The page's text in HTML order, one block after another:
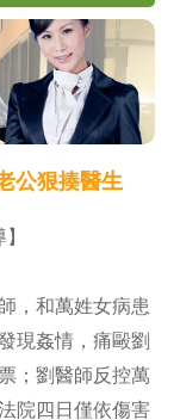
公狠揍醫生
，和萬姓女病患
現姦情，痛毆劉
；劉醫師反控萬
院四日僅依傷害